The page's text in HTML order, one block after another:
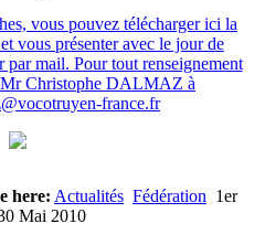
vous pouvez télécharger ici la
vous présenter avec le jour de
mail. Pour tout renseignement
Mr Christophe DALMAZ à
france.fr
here: Actualités Fédération 1er
Mai 2010